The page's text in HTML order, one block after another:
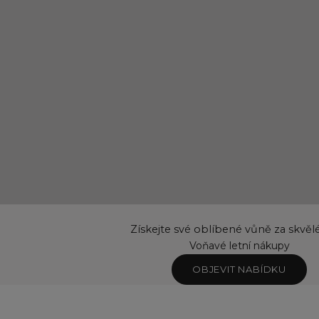
Získejte své oblíbené vůně za
Voňavé letní nákupy
OBJEVIT NABÍDKU